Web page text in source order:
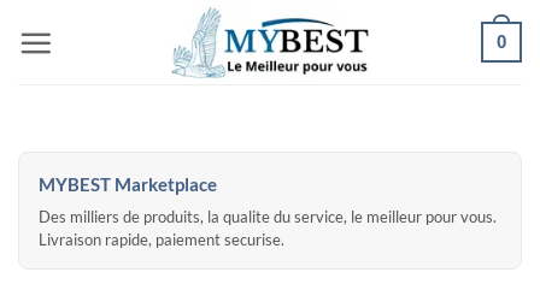
au
0
MYBEST Marketplace
Des milliers de produits, la qualite du service, le meilleur pour vous.
Livraison rapide, paiement securise.